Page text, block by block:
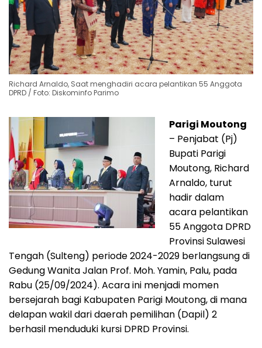
Richard Arnaldo, Saat menghadiri acara pelantikan 55 Anggota
DPRD / Foto: Diskominfo Parimo
Parigi Moutong
– Penjabat (Pj)
Bupati Parigi
Moutong, Richard
Arnaldo, turut
hadir dalam
acara pelantikan
55 Anggota DPRD
Provinsi Sulawesi
Tengah (Sulteng) periode 2024-2029 berlangsung di
Gedung Wanita Jalan Prof. Moh. Yamin, Palu, pada
Rabu (25/09/2024). Acara ini menjadi momen
bersejarah bagi Kabupaten Parigi Moutong, di mana
delapan wakil dari daerah pemilihan (Dapil) 2
berhasil menduduki kursi DPRD Provinsi.